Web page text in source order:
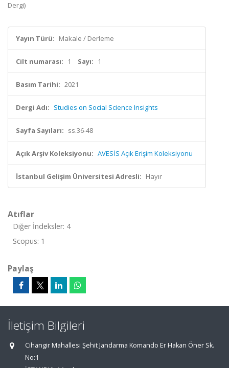
Dergi)
Yayın Türü: Makale / Derleme
Cilt numarası: 1 Sayı: 1
Basım Tarihi: 2021
Dergi Adı: Studies on Social Science Insights
Sayfa Sayıları: ss.36-48
Açık Arşiv Koleksiyonu: AVESİS Açık Erişim Koleksiyonu
İstanbul Gelişim Üniversitesi Adresli: Hayır
Atıflar
Diğer İndeksler: 4
Scopus: 1
Paylaş
İletişim Bilgileri
Cihangir Mahallesi Şehit Jandarma Komando Er Hakan Öner Sk.
No:1